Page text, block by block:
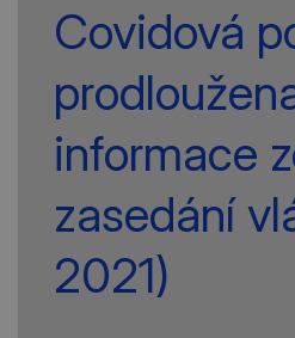
Covidová
informace
zasedání
2021)